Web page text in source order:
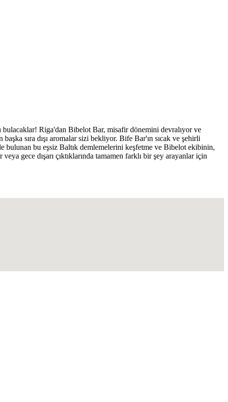
bulacaklar! Riga'dan Bibelot Bar, misafir dönemini devralıyor ve
sıra dışı aromalar sizi bekliyor. Bife Bar'ın sıcak ve şehirli
bulunan bu eşsiz Baltık demlemelerini keşfetme ve Bibelot ekibinin,
gece dışarı çıktıklarında tamamen farklı bir şey arayanlar için